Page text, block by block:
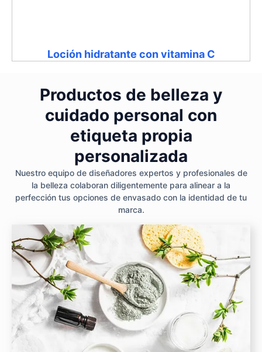
Loción hidratante con vitamina C
Productos de belleza y
cuidado personal con
etiqueta propia
personalizada
Nuestro equipo de diseñadores expertos y profesionales de
la belleza colaboran diligentemente para alinear a la
perfección tus opciones de envasado con la identidad de tu
marca.